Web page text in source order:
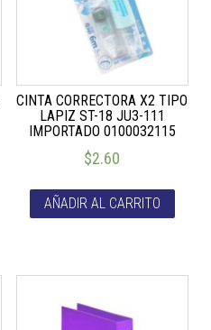
CINTA CORRECTORA X2 TIPO
LAPIZ ST-18 JU3-111
IMPORTADO 0100032115
$2.60
AÑADIR AL CARRITO